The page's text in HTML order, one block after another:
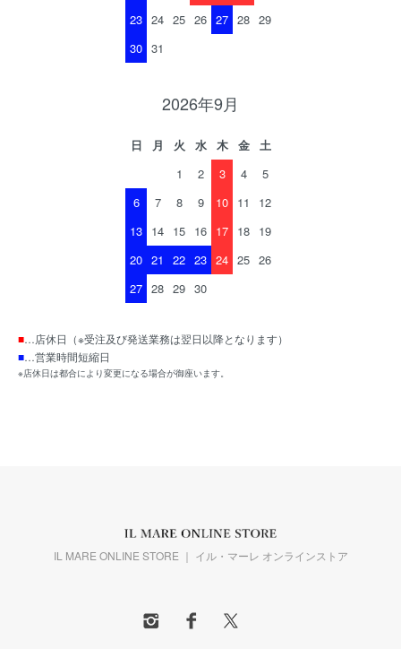
23 24 25 26 27 28 29
30 31
2026年9月
日 月 火 水 木 金
土
1
2 3 4
5
6
7 8 9 10 11
12
13 14 15 16 17 18 19
20 21 22 23 24 25 26
27 28 29 30
■…店休日（※受注及び発送業務は翌日以降となります）
■…営業時間短縮日
※店休日は都合により変更になる場合が御座います。
IL MARE ONLINE STORE ｜ イル・マーレ オンラインストア